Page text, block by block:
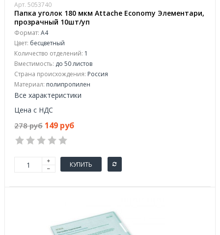
Арт. 5053740
Папка уголок 180 мкм Attache Economy Элементари,
прозрачный 10шт/уп
Формат: А4
Цвет: бесцветный
Количество отделений: 1
Вместимость: до 50 листов
Страна происхождения: Россия
Материал: полипропилен
Все характеристики
Цена с НДС
278 руб 149 руб
КУПИТЬ